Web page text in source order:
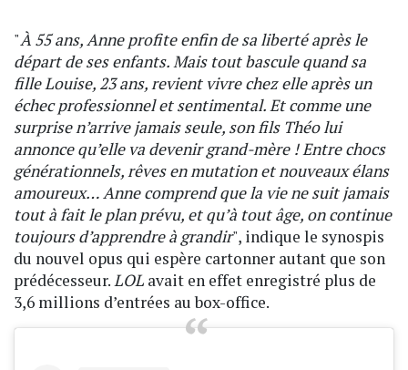
"À 55 ans, Anne profite enfin de sa liberté après le
départ de ses enfants. Mais tout bascule quand sa
fille Louise, 23 ans, revient vivre chez elle après un
échec professionnel et sentimental. Et comme une
surprise n’arrive jamais seule, son fils Théo lui
annonce qu’elle va devenir grand-mère ! Entre chocs
générationnels, rêves en mutation et nouveaux élans
amoureux… Anne comprend que la vie ne suit jamais
tout à fait le plan prévu, et qu’à tout âge, on continue
toujours d’apprendre à grandir", indique le synospis
du nouvel opus qui espère cartonner autant que son
prédécesseur.LOL avait en effet enregistré plus de
3,6 millions d’entrées au box-office.